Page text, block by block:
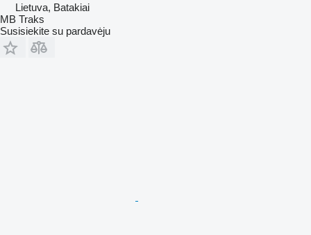
Lietuva, Batakiai
MB Traks
Susisiekite su pardavėju